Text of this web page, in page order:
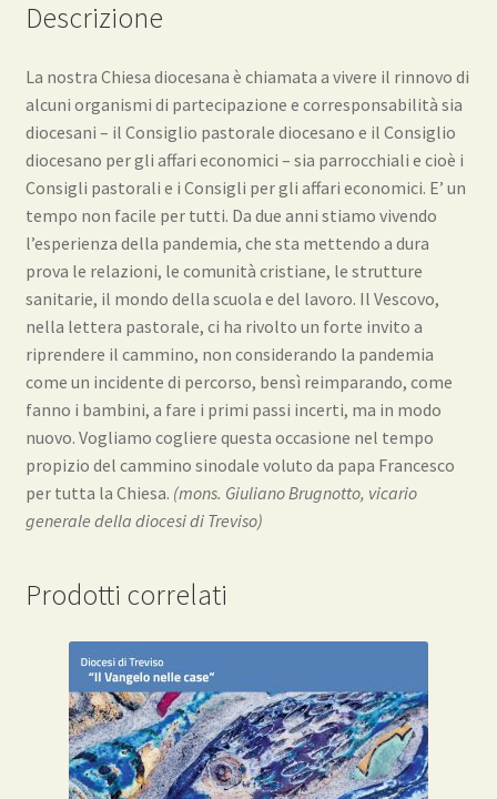
Descrizione
La nostra Chiesa diocesana è chiamata a vivere il rinnovo di
alcuni organismi di partecipazione e corresponsabilità sia
diocesani – il Consiglio pastorale diocesano e il Consiglio
diocesano per gli affari economici – sia parrocchiali e cioè i
Consigli pastorali e i Consigli per gli affari economici. E’ un
tempo non facile per tutti. Da due anni stiamo vivendo
l’esperienza della pandemia, che sta mettendo a dura
prova le relazioni, le comunità cristiane, le strutture
sanitarie, il mondo della scuola e del lavoro. Il Vescovo,
nella lettera pastorale, ci ha rivolto un forte invito a
riprendere il cammino, non considerando la pandemia
come un incidente di percorso, bensì reimparando, come
fanno i bambini, a fare i primi passi incerti, ma in modo
nuovo. Vogliamo cogliere questa occasione nel tempo
propizio del cammino sinodale voluto da papa Francesco
per tutta la Chiesa. (mons. Giuliano Brugnotto, vicario
generale della diocesi di Treviso)
Prodotti correlati